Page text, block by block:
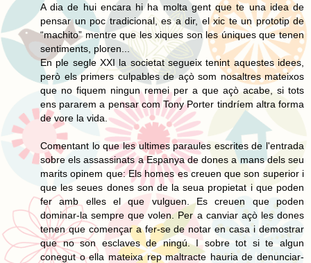
A dia de hui encara hi ha molta gent que te una idea de
pensar un poc tradicional, es a dir, el xic te un prototip de
“machito” mentre que les xiques son les úniques que tenen
sentiments, ploren...
En ple segle XXI la societat segueix tenint aquestes idees,
però els primers culpables de açò som nosaltres mateixos
que no fiquem ningun remei per a que açò acabe, si tots
ens pararem a pensar com Tony Porter tindríem altra forma
de vore la vida.
Comentant lo que les ultimes paraules escrites de l'entrada
sobre els assassinats a Espanya de dones a mans dels seu
marits opinem que: Els homes es creuen que son superior i
que les seues dones son de la seua propietat i que poden
fer amb elles el que vulguen. Es creuen que poden
dominar-la sempre que volen. Per a canviar açò les dones
tenen que començar a fer-se de notar en casa i demostrar
que no son esclaves de ningú. I sobre tot si te algun
conegut o ella mateixa rep maltracte hauria de denunciar-